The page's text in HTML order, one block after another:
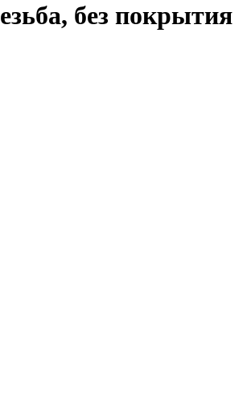
без покрытия